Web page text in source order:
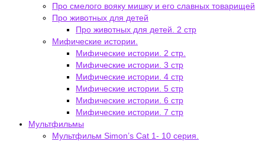
Про смелого вояку мишку и его славных товарищей
Про животных для детей
Про животных для детей. 2 стр
Мифические истории.
Мифические истории. 2 стр.
Мифические истории. 3 стр
Мифические истории. 4 стр
Мифические истории. 5 стр
Мифические истории. 6 стр
Мифические истории. 7 стр
Мультфильмы
Мультфильм Simon’s Cat 1- 10 серия.